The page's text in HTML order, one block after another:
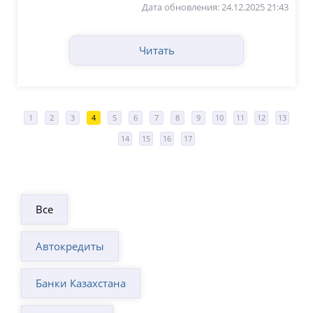
Дата обновления: 24.12.2025 21:43
Читать
1 2 3 4 5 6 7 8 9 10 11 12 13
14 15 16 17
Все
Автокредиты
Банки Казахстана